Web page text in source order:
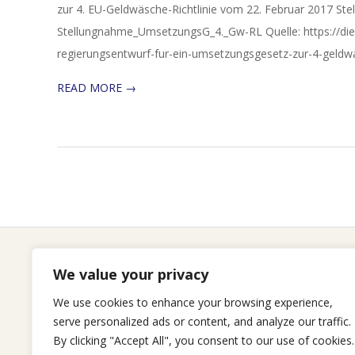
We value your privacy
We use cookies to enhance your browsing experience,
serve personalized ads or content, and analyze our traffic.
By clicking "Accept All", you consent to our use of cookies.
zur 4. EU-Geld­wä­sche-Richt­li­nie vom 22. Fe­bru­ar 2017
Stellungnahme_UmsetzungsG_4._Gw-RL Quelle:
regierungsentwurf-fur-ein-umsetzungsgesetz-zur-4-
READ MORE →